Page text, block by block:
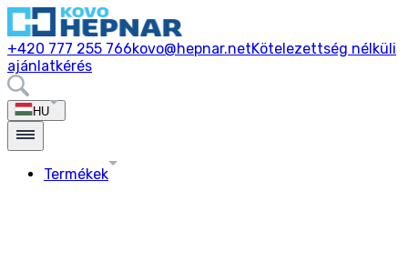
+420 777 255 766kovo@hepnar.netKötelezettség nélküli
ajánlatkérés
HU
Termékek